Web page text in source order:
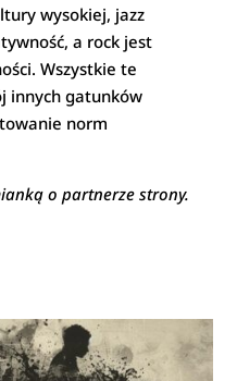
wysokiej, jazz
a rock jest
Wszystkie te
innych gatunków
norm
o partnerze strony.